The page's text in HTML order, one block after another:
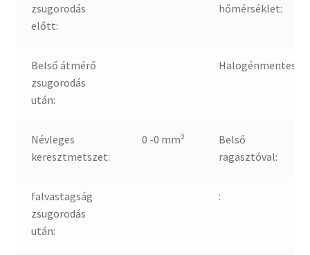
zsugorodás
előtt:
hőmérséklet:
Belső átmérő
zsugorodás
után:
Halogénmentes:
Névleges
keresztmetszet:
0 -0 mm²
Belső
ragasztóval:
falvastagság
zsugorodás
után:
: